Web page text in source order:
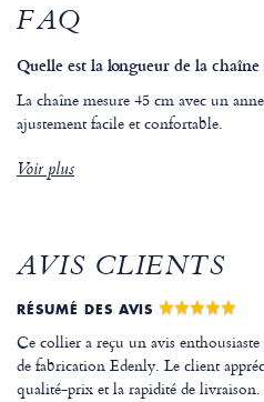
FAQ
Quelle est la longueur de la
La chaîne mesure 45 cm avec un
ajustement facile et confortable.
Voir plus
AVIS CLIENTS
RÉSUMÉ DES AVIS
Ce collier a reçu un avis
de fabrication Edenly. Le client
qualité-prix et la rapidité de livraison.